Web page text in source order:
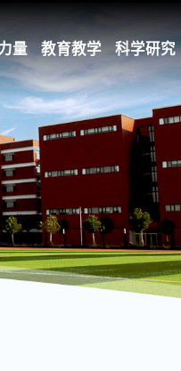
量 教育教学 科学研究